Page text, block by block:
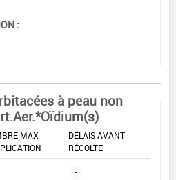
:
à peau non
MAX
DÉLAIS AVANT
RÉCOLTE
-